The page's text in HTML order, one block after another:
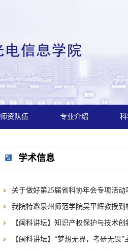
师资队伍 专业介绍
学术信息
关于做好第25届省科协年会专项活动
我院特邀泉州师范学院吴平辉教授
【闽科讲坛】知识产权保护与技术创
【闽科讲坛】“梦想无界，考研无畏